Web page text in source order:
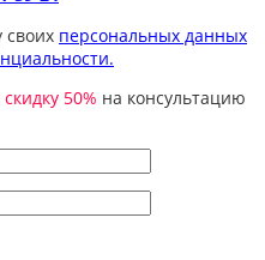
своих персональных данных
скидку 50% на консультацию